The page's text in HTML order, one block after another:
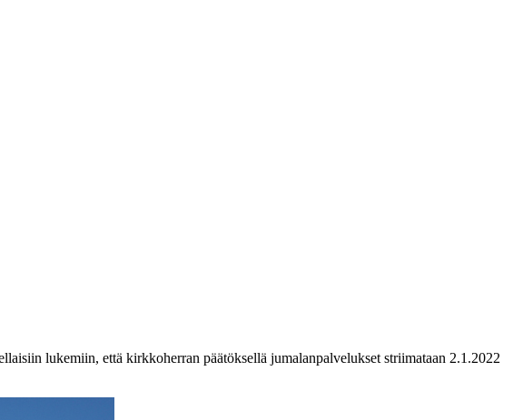
lukemiin, että kirkkoherran päätöksellä jumalanpalvelukset striimataan 2.1.2022